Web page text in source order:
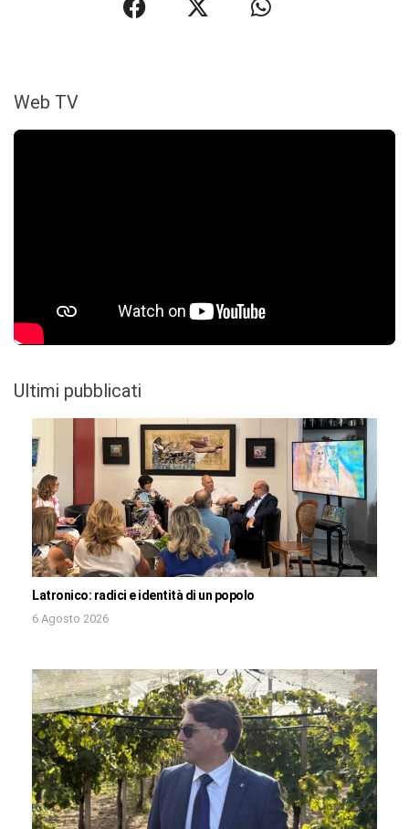
Web TV
Ultimi pubblicati
Latronico: radici e identità di un popolo
6 Agosto 2026